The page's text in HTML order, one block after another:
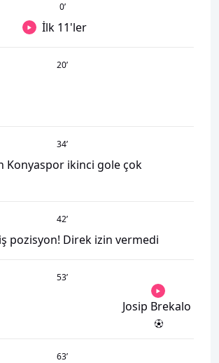
0’
İlk 11'ler
20’
34’
Konyaspor ikinci gole çok
42’
pozisyon! Direk izin vermedi
53’
Josip Brekalo
63’